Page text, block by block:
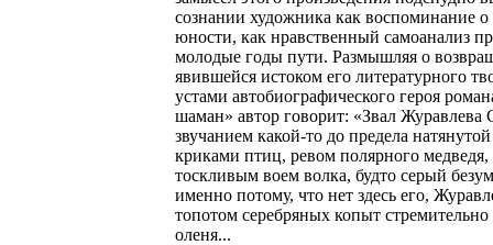
сознании художника как воспоминание о
юности, как нравственный самоанализ
молодые годы пути. Размышляя о
явившейся истоком его литературного
устами автобиографического героя
шаман» автор говорит: «Звал Журавлева
звучанием какой-то до предела
криками птиц, ревом полярного медведя,
тоскливым воем волка, будто серый
именно потому, что нет здесь его,
топотом серебряных копыт стремительно
оленя...